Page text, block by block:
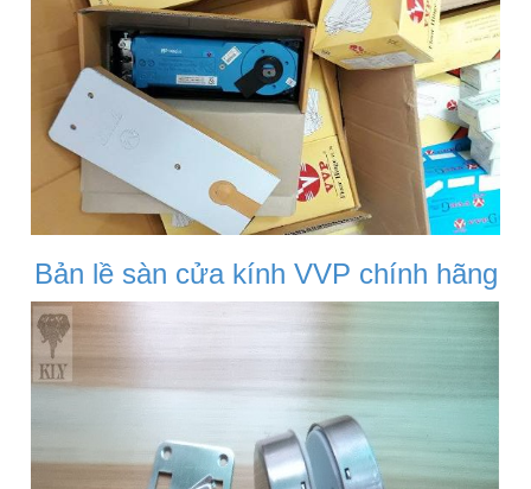
Bản lề sàn cửa kính VVP chính hãng